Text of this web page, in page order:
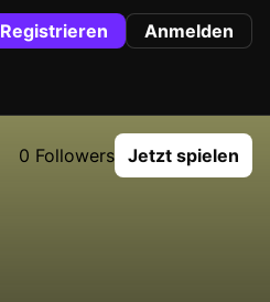
Registrieren Anmelden
0 Followers Jetzt spielen